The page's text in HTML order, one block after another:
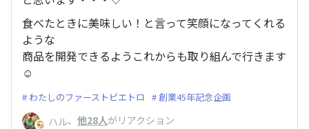
食べたときに美味しい！と言って笑顔になってくれる
ような
商品を開発できるようこれからも取り組んで行きます
☺️
わたしのファーストピエトロ 創業45年記念企画
ハル、 他28人がリアクション